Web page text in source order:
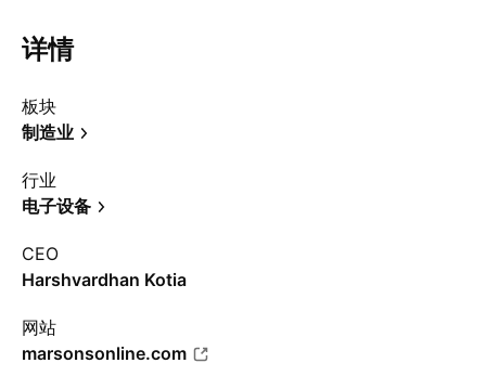
详情
板块
制造业
行业
电子设备
CEO
Harshvardhan Kotia
网站
marsonsonline.com